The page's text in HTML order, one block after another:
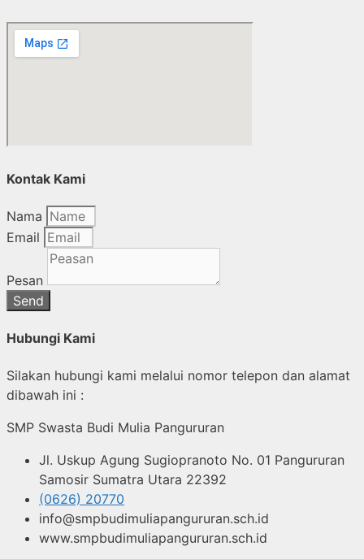
Kontak Kami
Nama
Email
Pesan
Send
Hubungi Kami
Silakan hubungi kami melalui nomor telepon dan alamat
dibawah ini :
SMP Swasta Budi Mulia Pangururan
Jl. Uskup Agung Sugiopranoto No. 01 Pangururan
Samosir Sumatra Utara 22392
(0626) 20770
info@smpbudimuliapangururan.sch.id
www.smpbudimuliapangururan.sch.id